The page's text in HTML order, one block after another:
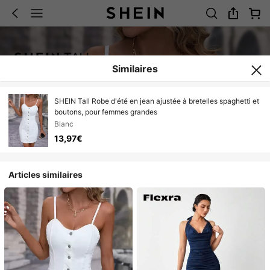
Similaires
SHEIN Tall Robe d'été en jean ajustée à bretelles spaghetti et
boutons, pour femmes grandes
Blanc
13,97€
Articles similaires